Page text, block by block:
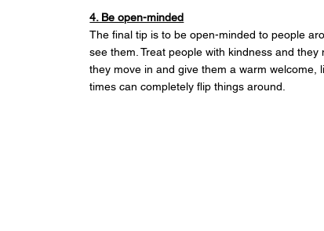
4. Be open-minded
The final tip is to be open-minded to people
see them. Treat people with kindness and
they move in and give them a warm
times can completely flip things around.